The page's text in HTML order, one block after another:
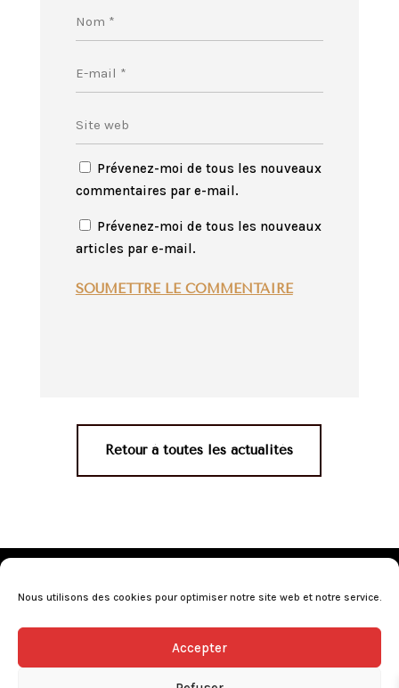
Nous utilisons des cookies pour optimiser notre site web et notre service.
Accepter
Prévenez-moi de tous les nouveaux
commentaires par e-mail.
Prévenez-moi de tous les nouveaux
articles par e-mail.
SOUMETTRE LE COMMENTAIRE
Retour à toutes les actualités
Conditions générales de vente•Nos revendeurs•
L’abus d’alcool est dangereux pour la santé, consommez avec